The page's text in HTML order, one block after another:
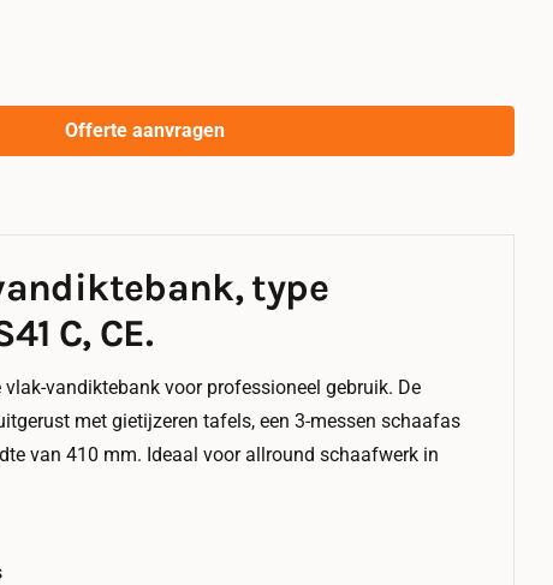
Offerte aanvragen
type
C, CE.
vandiktebank voor professioneel gebruik. De
met gietijzeren tafels, een 3-messen schaafas
van 410 mm. Ideaal voor allround schaafwerk in